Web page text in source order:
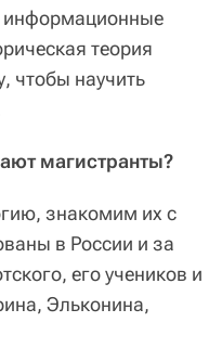
информационные
теория
чтобы научить
магистранты?
знакомим их с
в России и за
его учеников и
Эльконина,